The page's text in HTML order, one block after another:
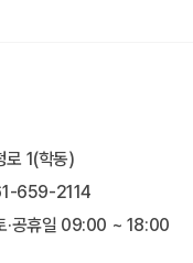
1(학동)
659-2114
·공휴일 09:00 ~ 18:00